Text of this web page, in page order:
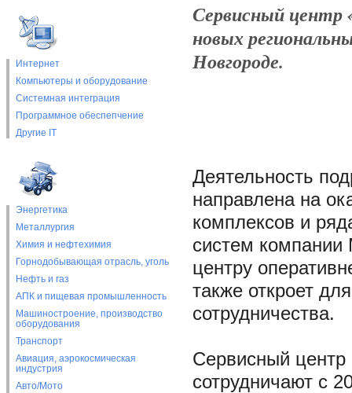
Интернет
Компьютеры и оборудование
Системная интеграция
Программное обеспепчение
Другие IT
Энергетика
Металлургия
Химия и нефтехимия
Горнодобывающая отрасль, уголь
Нефть и газ
АПК и пищевая промышленность
Машиностроение, производство
оборудования
Транспорт
Авиация, аэрокосмическая
индустрия
Авто/Мото
Сервисный
новых
Новгороде.
Деятельность
направлена на
комплексов и
систем компании
центру
также откроет
сотрудничества.
Сервисный
сотрудничают с